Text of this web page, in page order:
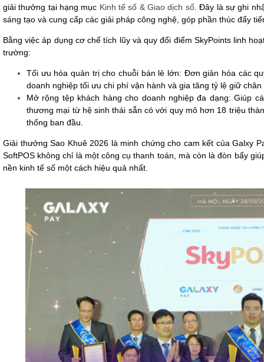
giải thưởng tại hạng mục Kinh tế số & Giao dịch số. Đây là sự ghi
sáng tạo và cung cấp các giải pháp công nghệ, góp phần thúc đẩy
Bằng việc áp dụng cơ chế tích lũy và quy đổi điểm SkyPoints linh
trường:
Tối ưu hóa quản trị cho chuỗi bán lẻ lớn: Đơn giản hóa các
doanh nghiệp tối ưu chi phí vận hành và gia tăng tỷ lệ giữ
Mở rộng tệp khách hàng cho doanh nghiệp đa dạng: Giúp
thương mại từ hệ sinh thái sẵn có với quy mô hơn 18 triệu
thống ban đầu.
Giải thưởng Sao Khuê 2026 là minh chứng cho cam kết của Galxy
SoftPOS không chỉ là một công cụ thanh toán, mà còn là đòn bẩy
nền kinh tế số một cách hiệu quả nhất.